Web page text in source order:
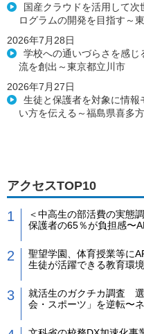
国産クラウドを活用して
ログラムの開発を目指す～
2026年7月28日
学校への通いづらさを感
流を創出～東京都立川市
2026年7月27日
生徒と保護者を対象に情報
い方を伝える～福島県喜多
アクセスTOP10
＜中高生の部活費の実態
保護者の65％が負担感〜
聖望学園、体育授業等に
生徒が活躍できる教育環
就活生のガクチカ調査
会・スポーツ」を逆転〜